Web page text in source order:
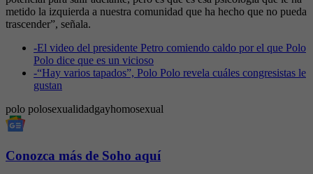
metido la izquierda a nuestra comunidad que ha hecho que no pueda
trascender”, señala.
-El video del presidente Petro comiendo caldo por el que Polo
Polo dice que es un vicioso
-“Hay varios tapados”, Polo Polo revela cuáles congresistas le
gustan
polo polosexualidadgayhomosexual
Conozca más de Soho aquí